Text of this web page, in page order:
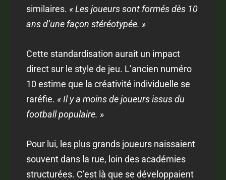
similaires.« Les joueurs sont formés dès 10
ans d’une façon stéréotypée. »
Cette standardisation aurait un impact
direct sur le style de jeu. L’ancien numéro
10 estime que la créativité individuelle se
raréfie.« Il y a moins de joueurs issus du
football populaire. »
Pour lui, les plus grands joueurs naissaient
souvent dans la rue, loin des académies
structurées. C’est là que se développaient